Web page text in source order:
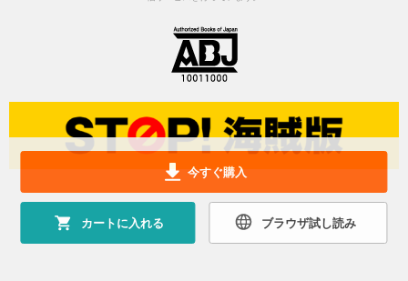
今すぐ購入
カートに入れる ブラウザ試し読み